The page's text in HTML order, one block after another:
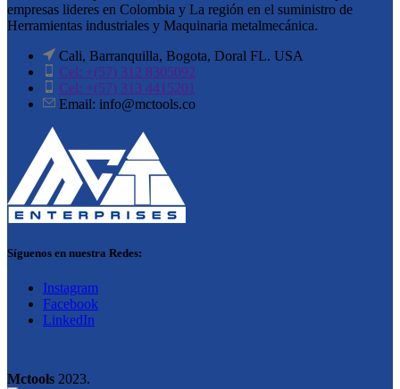
empresas lideres en Colombia y La región en el suministro de
Herramientas industriales y Maquinaria metalmecánica.
Cali, Barranquilla, Bogota, Doral FL. USA
Cel: +(57) 312 8305092
Cel: +(57) 313 4415201
Email: info@mctools.co
Síguenos en nuestra Redes:
Instagram
Facebook
LinkedIn
Mctools 2023.